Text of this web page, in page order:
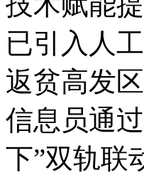
已引入人
返贫高发
信息员通
下”双轨联